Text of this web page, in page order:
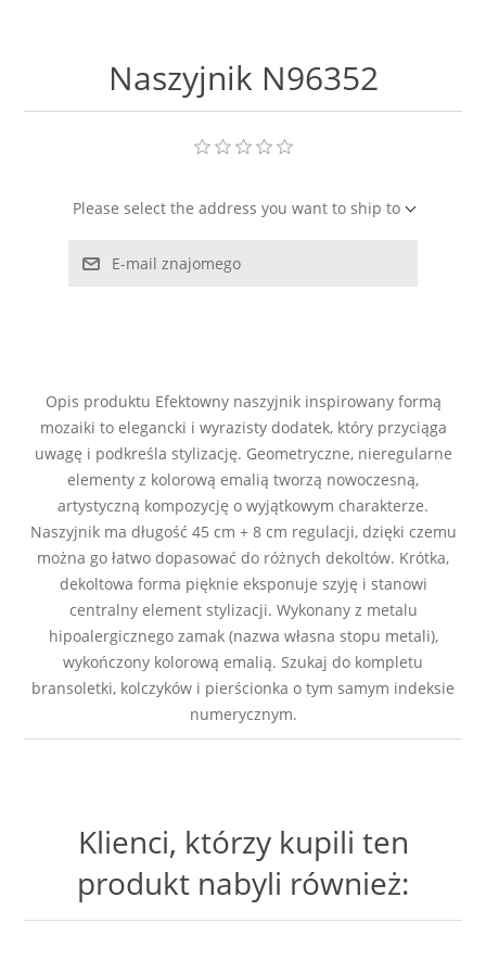
LAPIS LAZURI
TURMALIN
Naszyjnik N96352
Please select the address you want to ship to
E-mail znajomego
Opis produktu Efektowny naszyjnik inspirowany formą
mozaiki to elegancki i wyrazisty dodatek, który przyciąga
uwagę i podkreśla stylizację. Geometryczne, nieregularne
elementy z kolorową emalią tworzą nowoczesną,
artystyczną kompozycję o wyjątkowym charakterze.
Naszyjnik ma długość 45 cm + 8 cm regulacji, dzięki czemu
można go łatwo dopasować do różnych dekoltów. Krótka,
dekoltowa forma pięknie eksponuje szyję i stanowi
centralny element stylizacji. Wykonany z metalu
hipoalergicznego zamak (nazwa własna stopu metali),
wykończony kolorową emalią. Szukaj do kompletu
bransoletki, kolczyków i pierścionka o tym samym indeksie
numerycznym.
Klienci, którzy kupili ten
produkt nabyli również: